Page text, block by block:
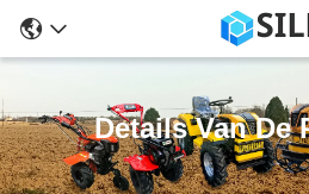
Details Van De